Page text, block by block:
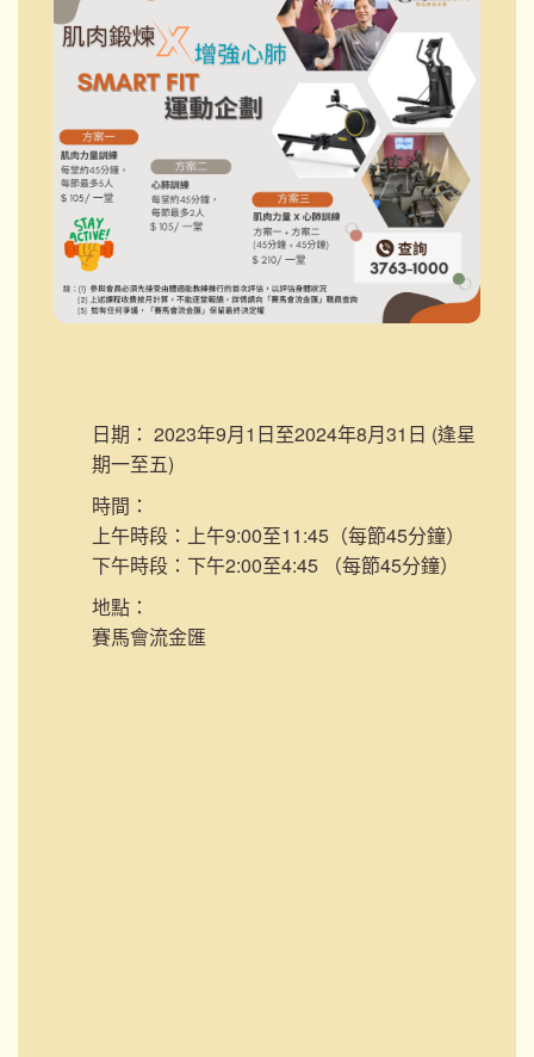
日期： 2023年9月1日至2024年8月31日 (逢星
期一至五)
時間：
上午時段：上午9:00至11:45（每節45分鐘）
下午時段：下午2:00至4:45 （每節45分鐘）
地點：
賽馬會流金匯